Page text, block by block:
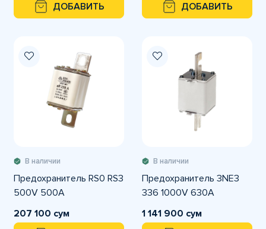
ДОБАВИТЬ
ДОБАВИТЬ
В наличии
Предохранитель RS0 RS3
500V 500A
207 100 сум
В наличии
Предохранитель 3NE3
336 1000V 630A
1 141 900 сум